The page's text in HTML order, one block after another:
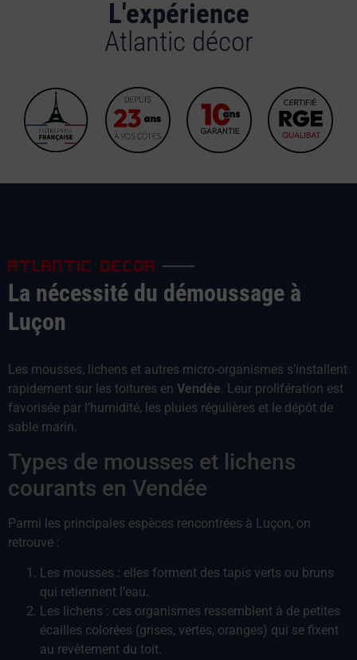
L'expérience
Atlantic décor
ATLANTIC DECOR
La nécessité du démoussage à
Luçon
Les mousses, lichens et autres micro-organismes s’installent
rapidement sur les toitures en Vendée. Leur prolifération est
favorisée par l’humidité, les pluies régulières et le dépôt de
sable marin.
Types de mousses et lichens
courants en Vendée
Parmi les principales espèces rencontrées à Luçon, on
retrouve :
Les mousses : elles forment des tapis verts ou bruns
qui retiennent l’eau.
Les lichens : ces organismes ressemblent à de petites
écailles colorées (grises, vertes, oranges) qui se fixent
au revêtement du toit.